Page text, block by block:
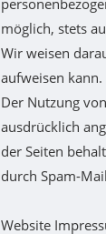
möglich, stets
Wir weisen
aufweisen
Der Nutzung
ausdrücklich
der Seiten
durch Spam-
Website